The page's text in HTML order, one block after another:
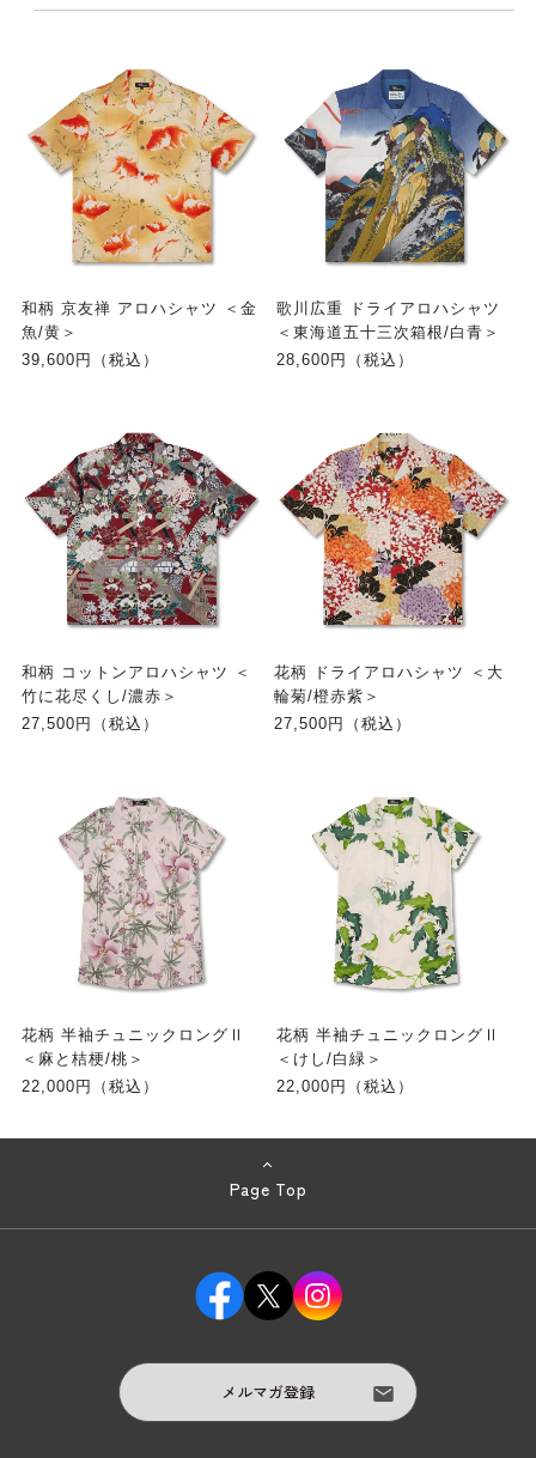
和柄 京友禅 アロハシャツ ＜金
魚/黄＞
39,600円（税込）
歌川広重 ドライアロハシャツ
＜東海道五十三次箱根/白青＞
28,600円（税込）
和柄 コットンアロハシャツ ＜
竹に花尽くし/濃赤＞
27,500円（税込）
花柄 ドライアロハシャツ ＜大
輪菊/橙赤紫＞
27,500円（税込）
花柄 半袖チュニックロングⅡ
＜麻と桔梗/桃＞
22,000円（税込）
花柄 半袖チュニックロングⅡ
＜けし/白緑＞
22,000円（税込）
Page Top
メルマガ登録